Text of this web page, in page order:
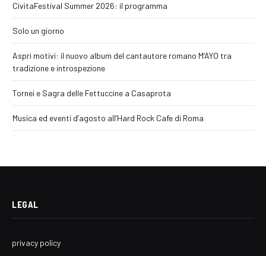
CivitaFestival Summer 2026: il programma
Solo un giorno
Aspri motivi: il nuovo album del cantautore romano M’AYO tra
tradizione e introspezione
Tornei e Sagra delle Fettuccine a Casaprota
Musica ed eventi d’agosto all’Hard Rock Cafe di Roma
LEGAL
privacy policy